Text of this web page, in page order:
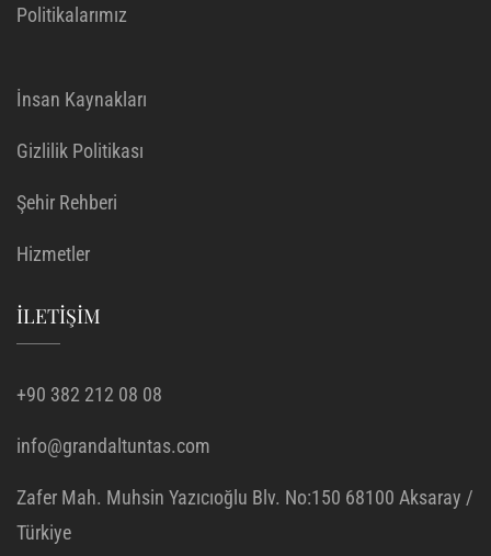
Politikalarımız
İnsan Kaynakları
Gizlilik Politikası
Şehir Rehberi
Hizmetler
İLETIŞIM
+90 382 212 08 08
info@grandaltuntas.com
Zafer Mah. Muhsin Yazıcıoğlu Blv. No:150 68100 Aksaray /
Türkiye